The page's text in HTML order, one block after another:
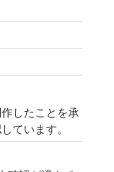
したことを承
ています。